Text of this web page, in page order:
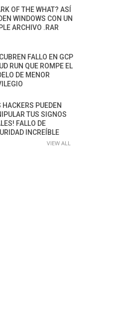
OF THE WHAT? ASÍ
WINDOWS CON UN
ARCHIVO .RAR
FALLO EN GCP
RUN QUE ROMPE EL
DE MENOR
HACKERS PUEDEN
TUS SIGNOS
FALLO DE
INCREÍBLE
VIEW ALL